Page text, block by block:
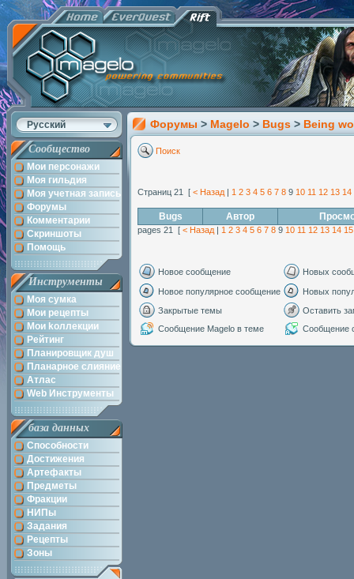
Русский
Сообщество
Мои персонажи
Моя гильдия
Моя учетная запись
Форумы
Комментарии
Скриншоты
Помощь
Инструменты
Моя сумка
Мои рецепты
Мои kоллекции
Рейтинг
Планировщик душ
Планарное слияние
Атлас
Web Инструменты
база данных
Способности
Достижения
Артефакты
Предметы
Фракции
НИПы
Задания
Рецепты
Зоны
Форумы > Magelo > Bugs > Being
Поиск
Страниц 21 [ < Назад | 1 2 3 4 5 6 7 8 9 10 11 12 13 14
Bugs Автор
pages 21 [ < Назад | 1 2 3 4 5 6 7 8 9 10 11 12 13 14 15
Новое сообщение Новых
Новое популярное сообщение
Новых
Закрытые темы
Оставить
Сообщение Magelo в теме
Сообщение